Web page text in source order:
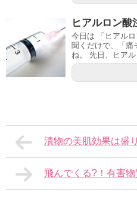
ヒアルロン酸
今日は 「ヒアル
聞くだけで、「痛
ね。 先日、ヒア
漬物の美肌効果は盛
飛んでくる?！有害物